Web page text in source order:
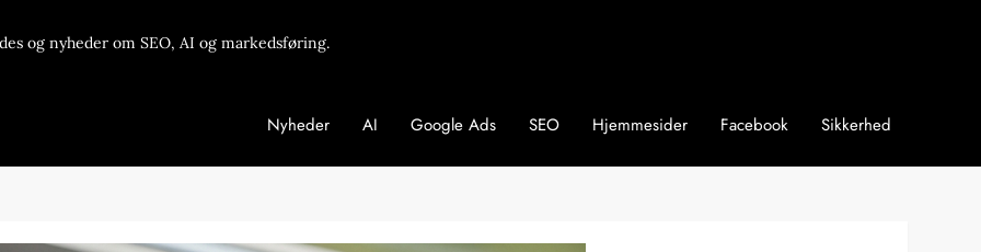
og nyheder om SEO, AI og markedsføring.
Nyheder AI Google Ads SEO Hjemmesider Facebook Sikkerhed